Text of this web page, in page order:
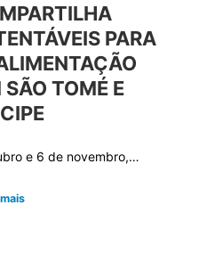
PARA
TOMÉ E
e 6 de novembro,…